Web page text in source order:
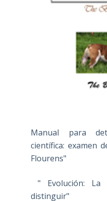
Manual para
científica: examen
Flourens"
" Evolución: La
distinguir"